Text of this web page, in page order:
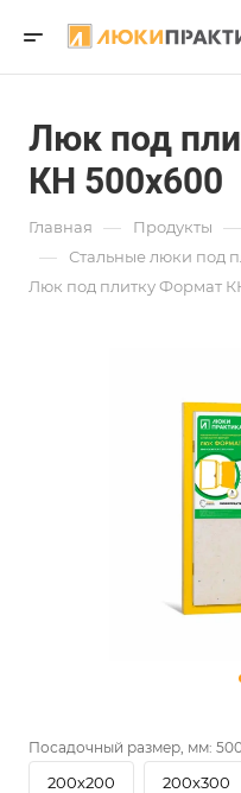
Люк под
КН 500х600
Главная — Продукты —
— Стальные люки под
Люк под плитку Формат
Посадочный размер, мм:
200х200 200х300